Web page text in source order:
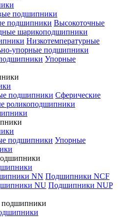
подшипники
подшипники Высокоточные
шарикоподшипники
Низкотемпературные
упорные подшипники
Упорные
подшипники Сферические
роликоподшипники
подшипники Упорные
NN Подшипники NCF
NU Подшипники NUP